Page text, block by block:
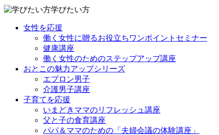
学びたい方
女性を応援
働く女性に贈るお役立ちワンポイントセミナー
健康講座
働く女性のためのステップアップ講座
おとこの魅力アップシリーズ
エプロン男子
介護男子講座
子育てを応援
いまどきママのリフレッシュ講座
父と子の食育講座
パパ＆ママのための「夫婦会議の体験講座」